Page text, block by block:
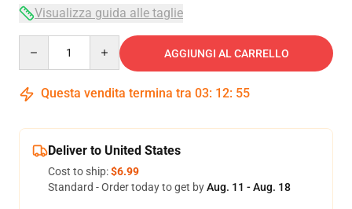
Visualizza guida alle taglie
AGGIUNGI AL CARRELLO
Questa vendita termina tra 03: 12: 54
Deliver to United States
Cost to ship:$6.99
Standard - Order today to get byAug. 11 - Aug. 18